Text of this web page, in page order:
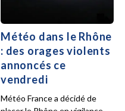
Météo dans le Rhône
: des orages violents
annoncés ce
vendredi
Météo France a décidé de